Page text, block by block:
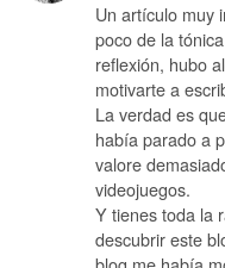
Un artículo muy
poco de la
reflexión, hubo
motivarte a
La verdad es
había parado a
valore
videojuegos.
Y tienes toda la
descubrir este